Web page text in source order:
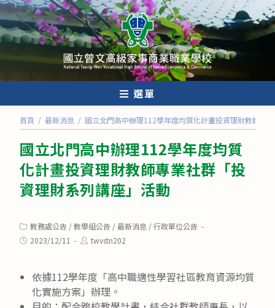
跳
轉
至
內
選單
首頁 / 最新消息 / 國立北門高中辦理112學年度均質化計畫投資理財教師專
國立北門高中辦理112學年度均質
化計畫投資理財教師專業社群「投
資理財系列講座」活動
Post
category:
教務處公告 /教學組公告 /最新消息 /行政單位公告
Post2023/12/11
Posttwvstn202
依據112學年度「高中職適性學習社區教育資源均質
化實施方案」辦理。